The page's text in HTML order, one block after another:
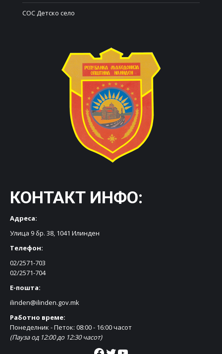
СОС Детско село
КОНТАКТ ИНФО:
Адреса:
Улица 9 бр. 38, 1041 Илинден
Телефон:
02/2571-703
02/2571-704
Е-пошта:
ilinden@ilinden.gov.mk
Работно време:
Понеделник - Петок: 08:00 - 16:00 часот
(Пауза од 12:00 до 12:30 часот)